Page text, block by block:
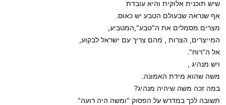
שיש תוכנית אלוקית והיא עובדת
אף שנראה שבעולם הטבע יש כאוס.
מצרים מסמלים את ה"טבע",המטביע,
המייצרים, הצרות , מהם צריך עם ישראל לבקוע,
אל ה"רוח".
ויש מנהיג ,
משה שהוא מידת האמונה.
במה זכה משה שיהיה מנהיג?
תשובה לכך במדרש על הפסוק "ומשה היה רועה"